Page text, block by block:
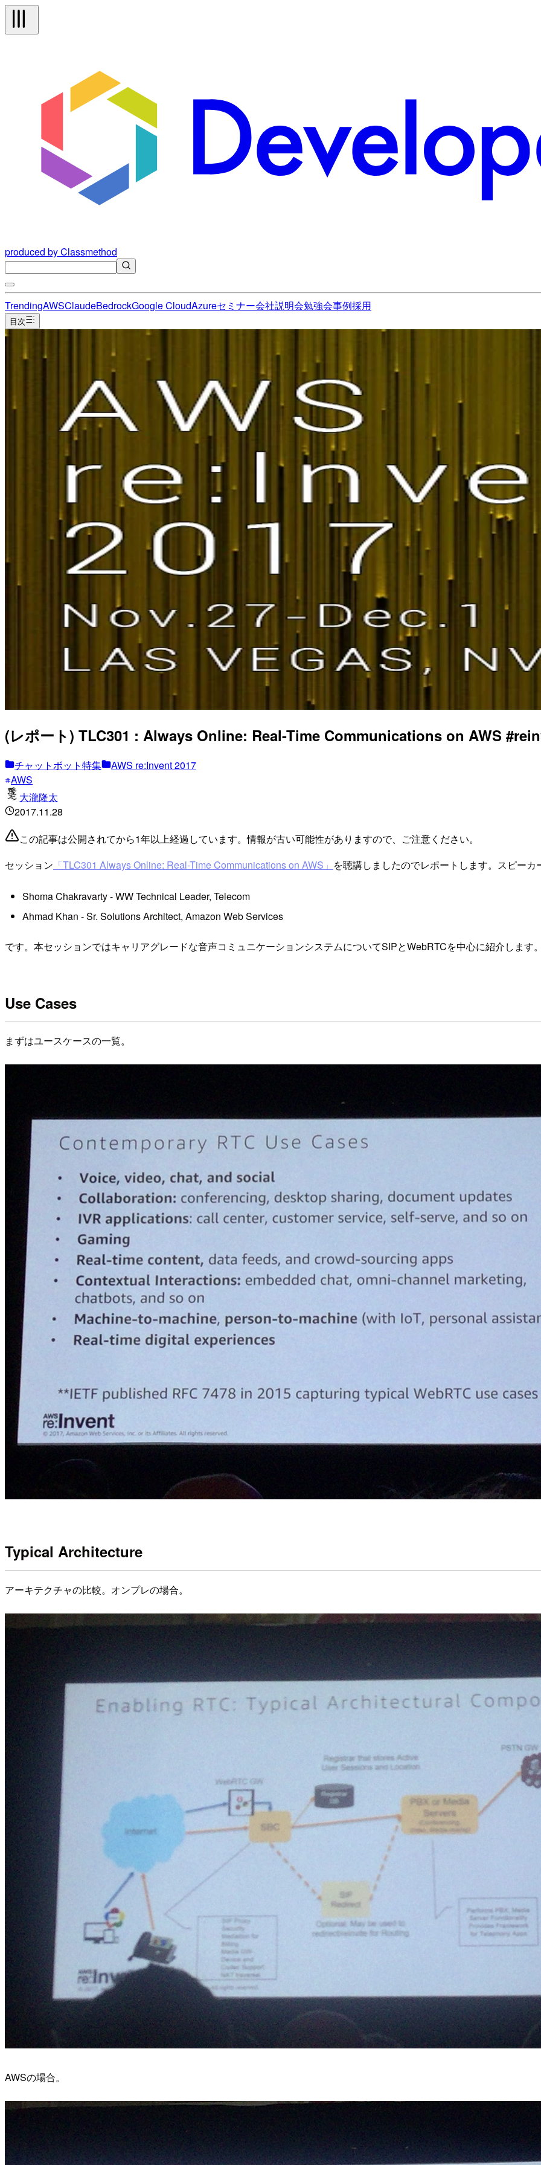
produced by Classmethod
TrendingAWSClaudeBedrockGoogle CloudAzureセミナー会社説明会勉強会事例採用
目次
(レポート) TLC301 : Always Online: Real-Time Communications on AWS
チャットボット特集
AWS re:Invent 2017
AWS
大瀧隆太
2017.11.28
この記事は公開されてから1年以上経過しています。情報が古い可能性がありますので、ご注意ください。
セッション 「TLC301 Always Online: Real-Time Communications on AWS」 を聴講しましたのでレポートします。スピーカ
Shoma Chakravarty - WW Technical Leader, Telecom
Ahmad Khan - Sr. Solutions Architect, Amazon Web Services
です。本セッションではキャリアグレードな音声コミュニケーションシステムについてSIPとWebRTCを中心に紹介します
Use Cases
まずはユースケースの一覧。
Typical Architecture
アーキテクチャの比較。オンプレの場合。
AWSの場合。